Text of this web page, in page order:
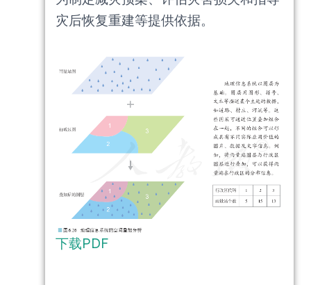
灾后恢复重建等提供依据。
下载PDF